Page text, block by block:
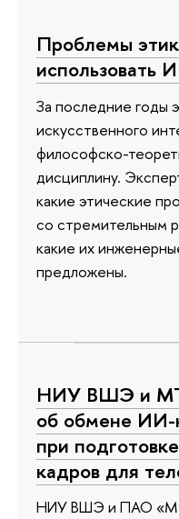
Проблемы
использовать
За последние годы
искусственного
философско-
дисциплину.
какие этические
со стремительным
какие их
предложены.
НИУ ВШЭ и
об обмене ИИ-
при
кадров для
НИУ ВШЭ и ПАО